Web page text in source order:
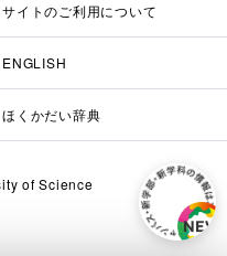
サイトのご利用について
ENGLISH
ほくかだい辞典
of Science